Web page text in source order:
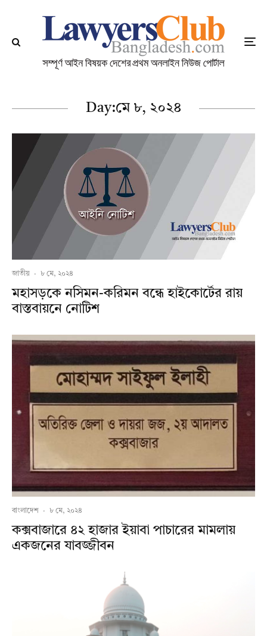
Day:মে ৮, ২০২৪
জাতীয় · ৮ মে, ২০২৪
মহাসড়কে নসিমন-করিমন বন্ধে হাইকোর্টের রায়
বাস্তবায়নে নোটিশ
বাংলাদেশ · ৮ মে, ২০২৪
কক্সবাজারে ৪২ হাজার ইয়াবা পাচারের মামলায়
একজনের যাবজ্জীবন